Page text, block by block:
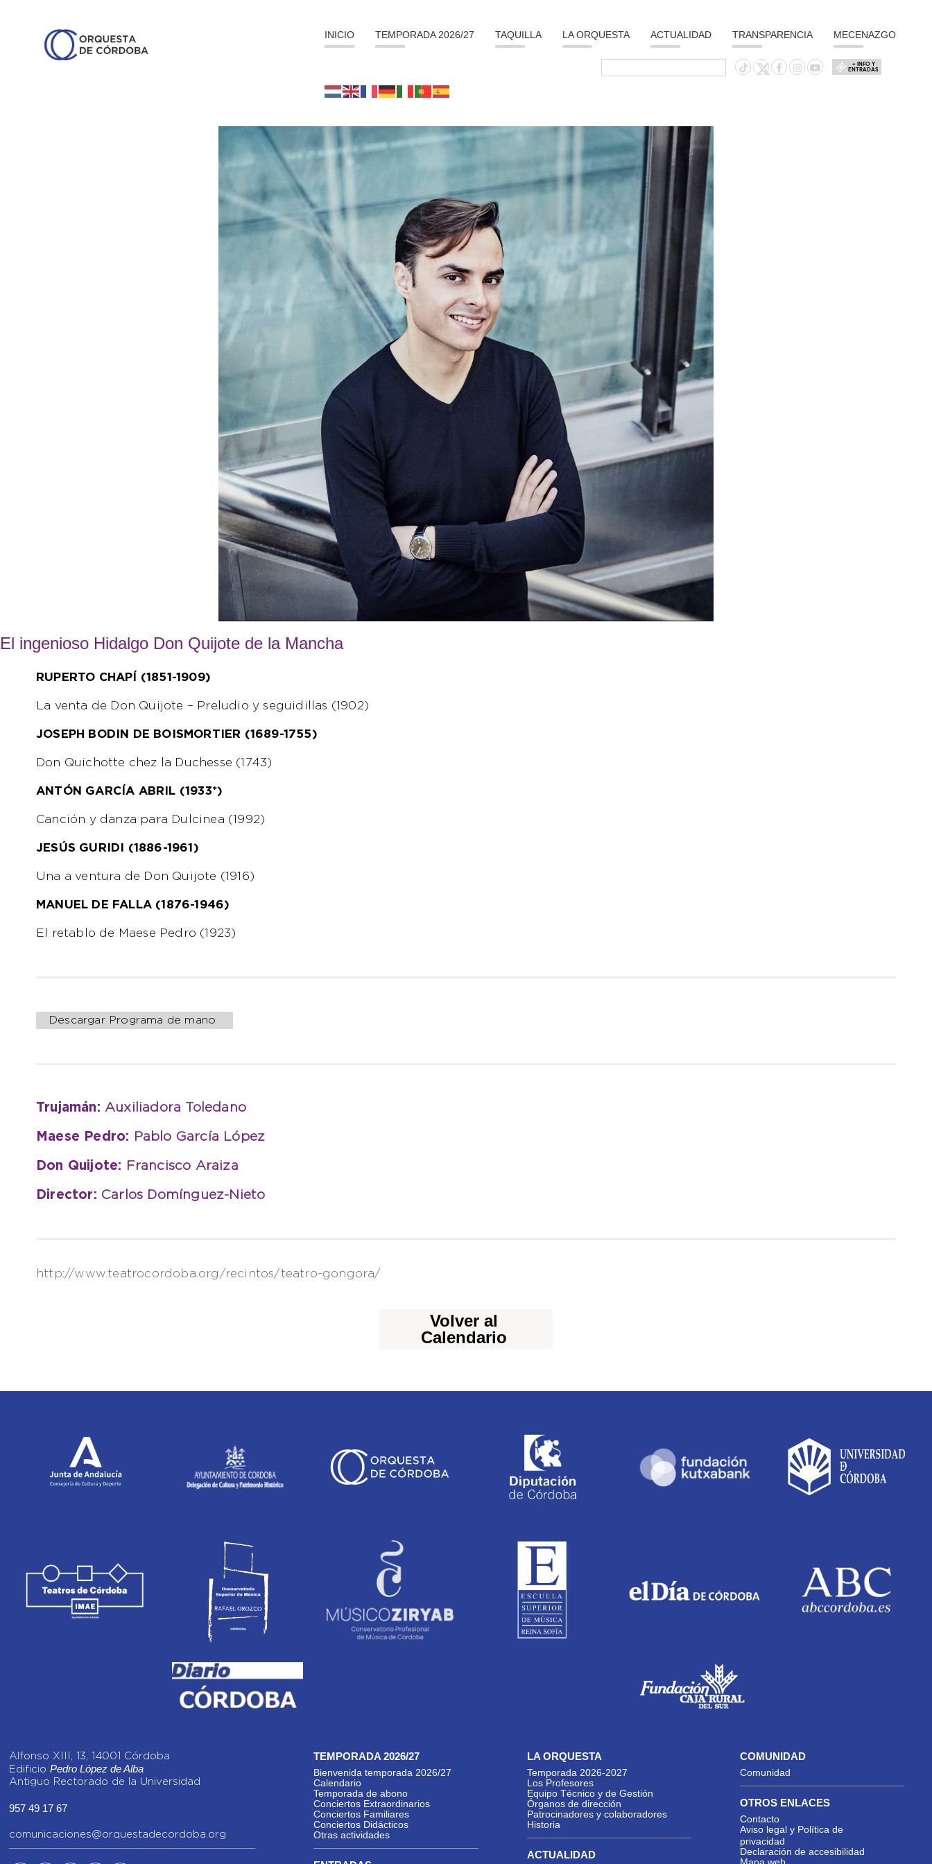
INICIO TEMPORADA 2026/27 TAQUILLA LA ORQUESTA ACTUALIDAD TRANSPARENCIA MECENAZGO
+ INFO Y
ENTRADAS
El ingenioso Hidalgo Don Quijote de la Mancha
RUPERTO CHAPÍ (1851-1909)
La venta de Don Quijote – Preludio y seguidillas (1902)
JOSEPH BODIN DE BOISMORTIER (1689-1755)
Don Quichotte chez la Duchesse (1743)
ANTÓN GARCÍA ABRIL (1933*)
Canción y danza para Dulcinea (1992)
JESÚS GURIDI (1886-1961)
Una a ventura de Don Quijote (1916)
MANUEL DE FALLA (1876-1946)
El retablo de Maese Pedro (1923)
Descargar Programa de mano
Trujamán: Auxiliadora Toledano
Maese Pedro: Pablo García López
Don Quijote: Francisco Araiza
Director: Carlos Domínguez-Nieto
http://www.teatrocordoba.org/recintos/teatro-gongora/
Volver al
Calendario
Alfonso XIII, 13, 14001 Córdoba
EdificioPedro López de Alba
Antiguo Rectorado de la Universidad
957 49 17 67
comunicaciones@orquestadecordoba.org
TEMPORADA 2026/27
Bienvenida temporada 2026/27
Calendario
Temporada de abono
Conciertos Extraordinarios
Conciertos Familiares
Conciertos Didácticos
Otras actividades
LA ORQUESTA
Temporada 2026-2027
Los Profesores
Equipo Técnico y de Gestión
Órganos de dirección
Patrocinadores y colaboradores
Historia
ACTUALIDAD
COMUNIDAD
Comunidad
OTROS ENLACES
Contacto
Aviso legal y Política de
privacidad
Declaración de accesibilidad